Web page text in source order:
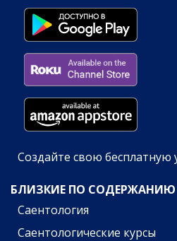
Создайте свою бесплатную
БЛИЗКИЕ ПО
Саентология
Саентологические курсы